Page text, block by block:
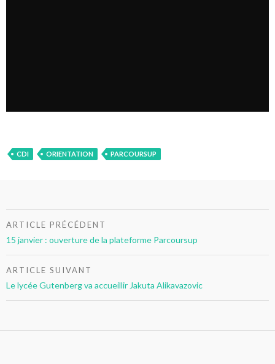
CDI ORIENTATION PARCOURSUP
Navigation
de
l’article
ARTICLE PRÉCÉDENT
15 janvier : ouverture de la plateforme Parcoursup
ARTICLE SUIVANT
Le lycée Gutenberg va accueillir Jakuta Alikavazovic